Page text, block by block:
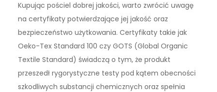
Kupując pościel dobrej jakości, warto zwrócić uwagę
na certyfikaty potwierdzające jej jakość oraz
bezpieczeństwo użytkowania. Certyfikaty takie jak
Oeko-Tex Standard 100 czy GOTS (Global Organic
Textile Standard) świadczą o tym, że produkt
przeszedł rygorystyczne testy pod kątem obecności
szkodliwych substancji chemicznych oraz spełnia